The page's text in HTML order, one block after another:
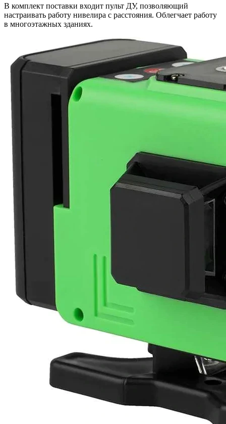
В комплект поставки входит пульт ДУ, позволяющий
настраивать работу нивелира с расстояния. Облегчает работу
в многоэтажных зданиях.